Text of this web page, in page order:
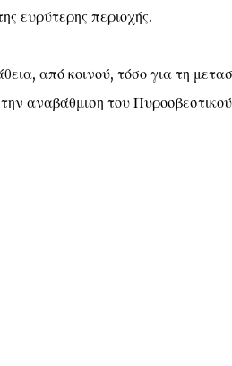
ευρύτερης περιοχής.
από κοινού, τόσο για τη
αναβάθμιση του